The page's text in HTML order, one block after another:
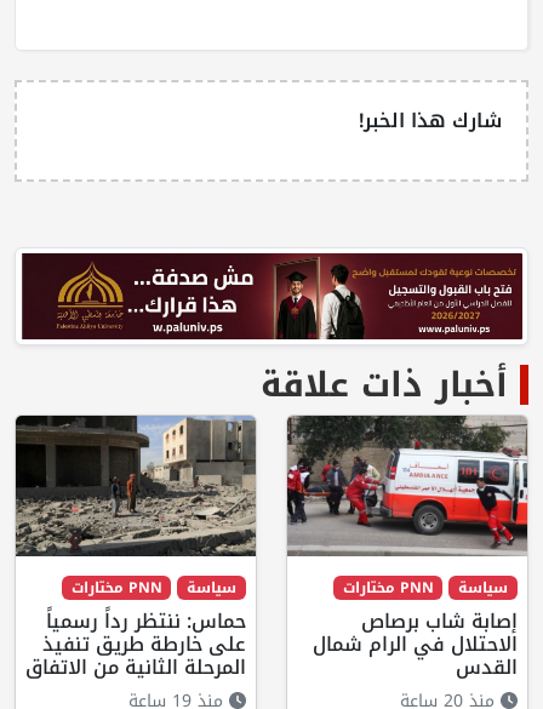
شارك هذا الخبر!
أخبار ذات علاقة
سياسة PNN مختارات
إصابة شاب برصاص
الاحتلال في الرام شمال
القدس
منذ 20 ساعة
سياسة PNN مختارات
حماس: ننتظر رداً رسمياً
على خارطة طريق تنفيذ
المرحلة الثانية من الاتفاق
منذ 19 ساعة